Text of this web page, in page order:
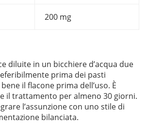
200 mg
diluite in un bicchiere d’acqua due
prima dei pasti
il flacone prima dell’uso. È
il trattamento per almeno 30 giorni.
l’assunzione con uno stile di
bilanciata.